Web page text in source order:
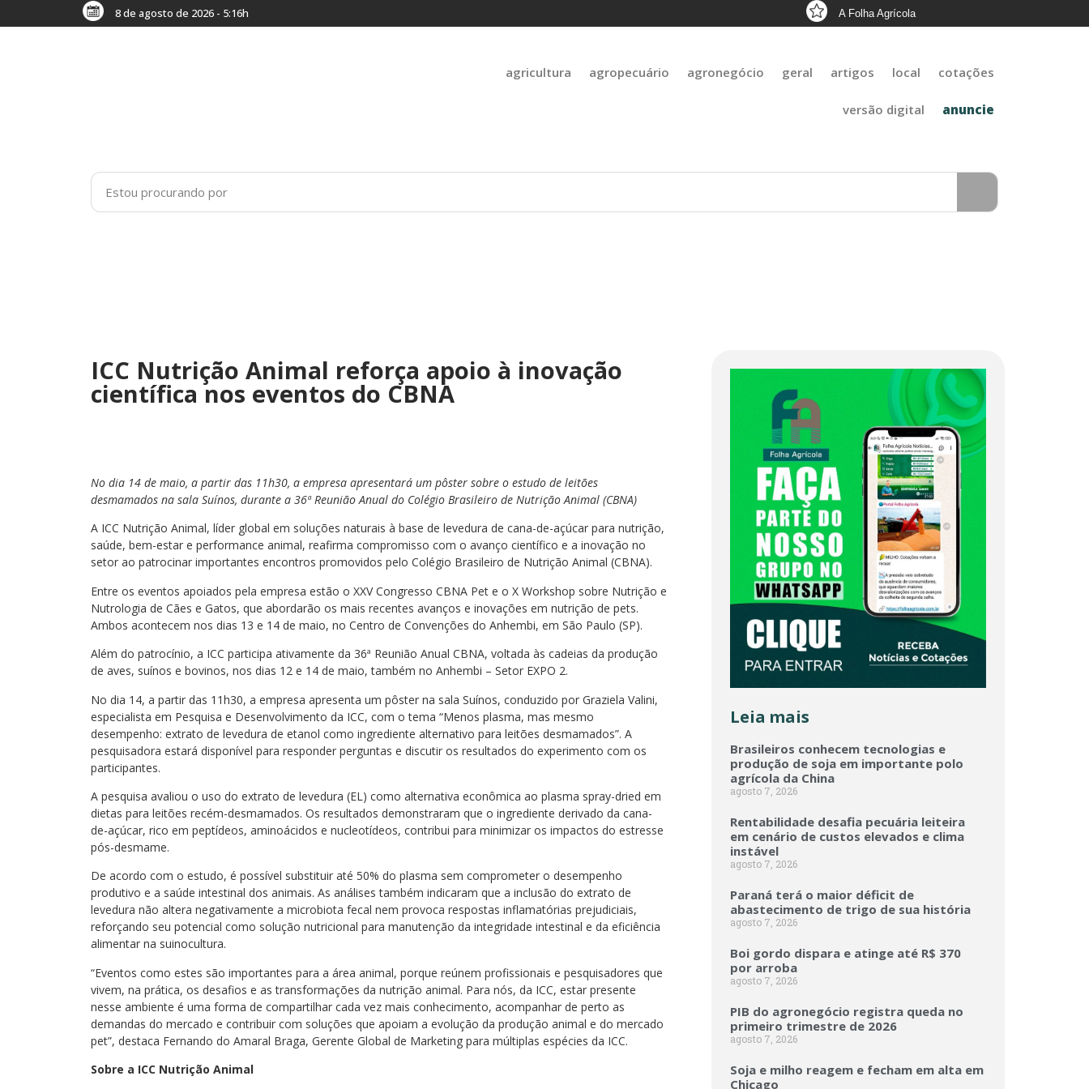
8 de agosto de 2026 - 5:16h A Folha Agrícola
agricultura agropecuário agronegócio geral artigos local cotações
versão digital anuncie
ICC Nutrição Animal reforça apoio à inovação
científica nos eventos do CBNA
No dia 14 de maio, a partir das 11h30, a empresa apresentará um pôster sobre o estudo de leitões
desmamados na sala Suínos, durante a 36ª Reunião Anual do Colégio Brasileiro de Nutrição Animal (CBNA)
A ICC Nutrição Animal, líder global em soluções naturais à base de levedura de cana-de-açúcar para nutrição,
saúde, bem-estar e performance animal, reafirma compromisso com o avanço científico e a inovação no
setor ao patrocinar importantes encontros promovidos pelo Colégio Brasileiro de Nutrição Animal (CBNA).
Entre os eventos apoiados pela empresa estão o XXV Congresso CBNA Pet e o X Workshop sobre Nutrição e
Nutrologia de Cães e Gatos, que abordarão os mais recentes avanços e inovações em nutrição de pets.
Ambos acontecem nos dias 13 e 14 de maio, no Centro de Convenções do Anhembi, em São Paulo (SP).
Além do patrocínio, a ICC participa ativamente da 36ª Reunião Anual CBNA, voltada às cadeias da produção
de aves, suínos e bovinos, nos dias 12 e 14 de maio, também no Anhembi – Setor EXPO 2.
No dia 14, a partir das 11h30, a empresa apresenta um pôster na sala Suínos, conduzido por Graziela Valini,
especialista em Pesquisa e Desenvolvimento da ICC, com o tema “Menos plasma, mas mesmo
desempenho: extrato de levedura de etanol como ingrediente alternativo para leitões desmamados”. A
pesquisadora estará disponível para responder perguntas e discutir os resultados do experimento com os
participantes.
A pesquisa avaliou o uso do extrato de levedura (EL) como alternativa econômica ao plasma spray-dried em
dietas para leitões recém-desmamados. Os resultados demonstraram que o ingrediente derivado da cana-
de-açúcar, rico em peptídeos, aminoácidos e nucleotídeos, contribui para minimizar os impactos do estresse
pós-desmame.
De acordo com o estudo, é possível substituir até 50% do plasma sem comprometer o desempenho
produtivo e a saúde intestinal dos animais. As análises também indicaram que a inclusão do extrato de
levedura não altera negativamente a microbiota fecal nem provoca respostas inflamatórias prejudiciais,
reforçando seu potencial como solução nutricional para manutenção da integridade intestinal e da eficiência
alimentar na suinocultura.
“Eventos como estes são importantes para a área animal, porque reúnem profissionais e pesquisadores que
vivem, na prática, os desafios e as transformações da nutrição animal. Para nós, da ICC, estar presente
nesse ambiente é uma forma de compartilhar cada vez mais conhecimento, acompanhar de perto as
demandas do mercado e contribuir com soluções que apoiam a evolução da produção animal e do mercado
pet”, destaca Fernando do Amaral Braga, Gerente Global de Marketing para múltiplas espécies da ICC.
Sobre a ICC Nutrição Animal
Leia mais
Brasileiros conhecem tecnologias e
produção de soja em importante polo
agrícola da China
agosto 7, 2026
Rentabilidade desafia pecuária leiteira
em cenário de custos elevados e clima
instável
agosto 7, 2026
Paraná terá o maior déficit de
abastecimento de trigo de sua história
agosto 7, 2026
Boi gordo dispara e atinge até R$ 370
por arroba
agosto 7, 2026
PIB do agronegócio registra queda no
primeiro trimestre de 2026
agosto 7, 2026
Soja e milho reagem e fecham em alta em
Chicago